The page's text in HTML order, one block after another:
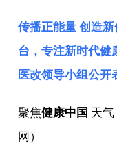
传播正能量 创造
台，专注新时代健
医改领导小组公开
聚焦健康中国 天气
网）